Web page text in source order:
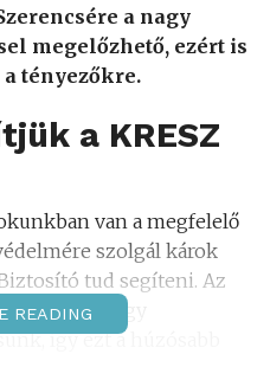
a nagy
megelőzhető, ezért is
tényezőkre.
a KRESZ
van a megfelelő
szolgál károk
tud segíteni. Az
hogy
így ezt a húzósabb
READING